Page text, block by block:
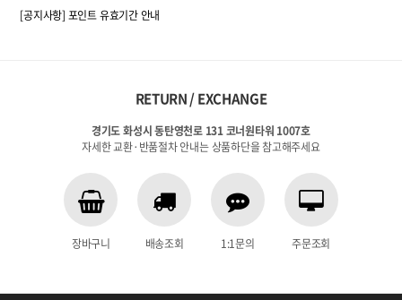
[공지사항] 포인트 유효기간 안내
RETURN / EXCHANGE
경기도 화성시 동탄영천로 131 코너원타워 1007호
자세한 교환·반품절차 안내는 상품하단을 참고해주세요
장바구니 배송조회 1:1문의 주문조회